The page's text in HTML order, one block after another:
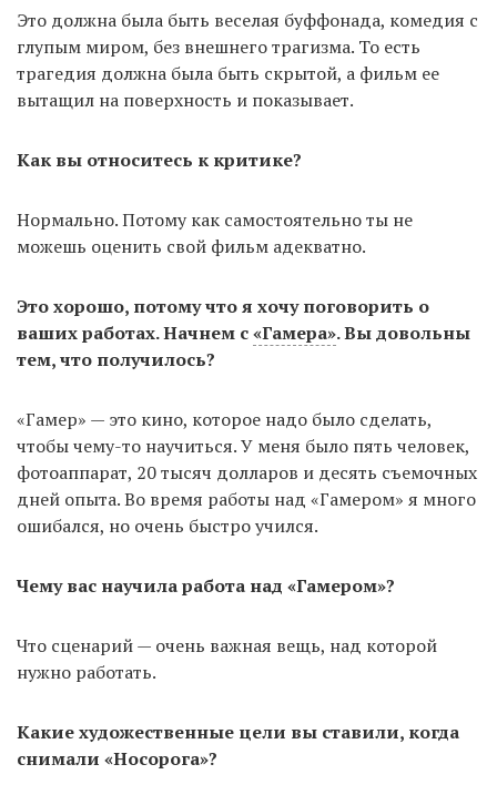
Это должна была быть веселая буффонада, комедия с
глупым миром, без внешнего трагизма. То есть
трагедия должна была быть скрытой, а фильм ее
вытащил на поверхность и показывает.
Как вы относитесь к критике?
Нормально. Потому как самостоятельно ты не
можешь оценить свой фильм адекватно.
Это хорошо, потому что я хочу поговорить о
ваших работах. Начнем с«Гамера». Вы довольны
тем, что получилось?
«Гамер» — это кино, которое надо было сделать,
чтобы чему-то научиться. У меня было пять человек,
фотоаппарат, 20 тысяч долларов и десять съемочных
дней опыта. Во время работы над «Гамером» я много
ошибался, но очень быстро учился.
Чему вас научила работа над «Гамером»?
Что сценарий — очень важная вещь, над которой
нужно работать.
Какие художественные цели вы ставили, когда
снимали «Носорога»?